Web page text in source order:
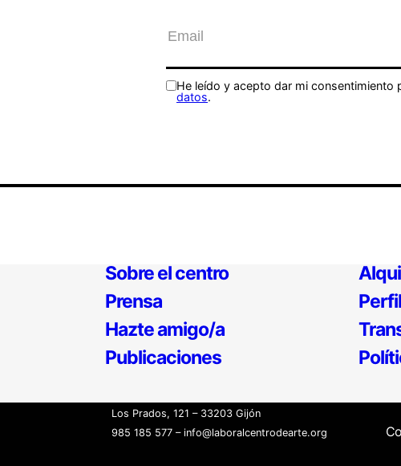
He leído y acepto dar mi consentimiento
datos.
Sobre el centro
Prensa
Hazte amigo/a
Publicaciones
Los Prados, 121 – 33203 Gijón
985 185 577 – info@laboralcentrodearte.org